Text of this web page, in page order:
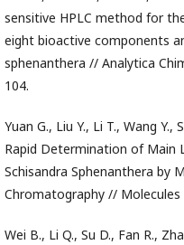
sensitive HPLC method for
eight bioactive components
sphenanthera // Analytica
104.
Yuan G., Liu Y., Li T., Wang
Rapid Determination of Main
Schisandra Sphenanthera by
Chromatography // Molecules
Wei B., Li Q., Su D., Fan R.,